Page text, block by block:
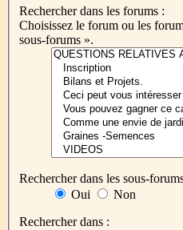
Rechercher dans les forums :
Choisissez le forum ou les
sous-forums ».
Rechercher dans les sous-
Oui
Non
Rechercher dans :